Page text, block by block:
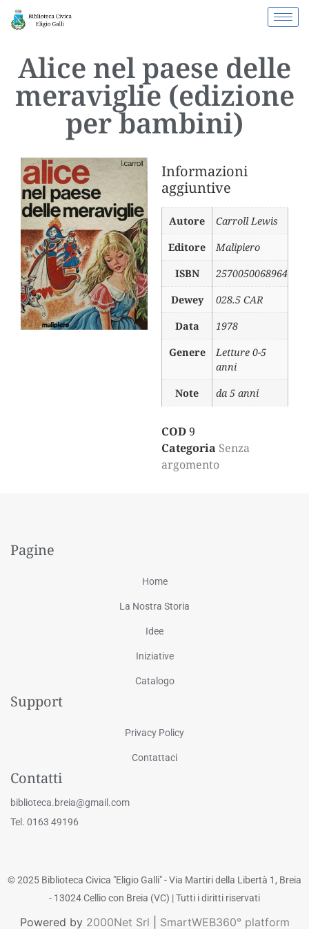
Alice nel paese delle
meraviglie (edizione
per bambini)
Informazioni
aggiuntive
Autore
Carroll Lewis
Editore
Malipiero
ISBN
2570050068964
Dewey
028.5 CAR
Data
1978
Genere
Letture 0-5
anni
Note
da 5 anni
COD9
Categoria Senza
argomento
Pagine
Home
La Nostra Storia
Idee
Iniziative
Catalogo
Support
Privacy Policy
Contattaci
Contatti
biblioteca.breia@gmail.com
Tel. 0163 49196
© 2025 Biblioteca Civica "Eligio Galli" - Via Martiri della Libertà 1, Breia
- 13024 Cellio con Breia (VC) | Tutti i diritti riservati
Powered by 2000Net Srl SmartWEB360° platform